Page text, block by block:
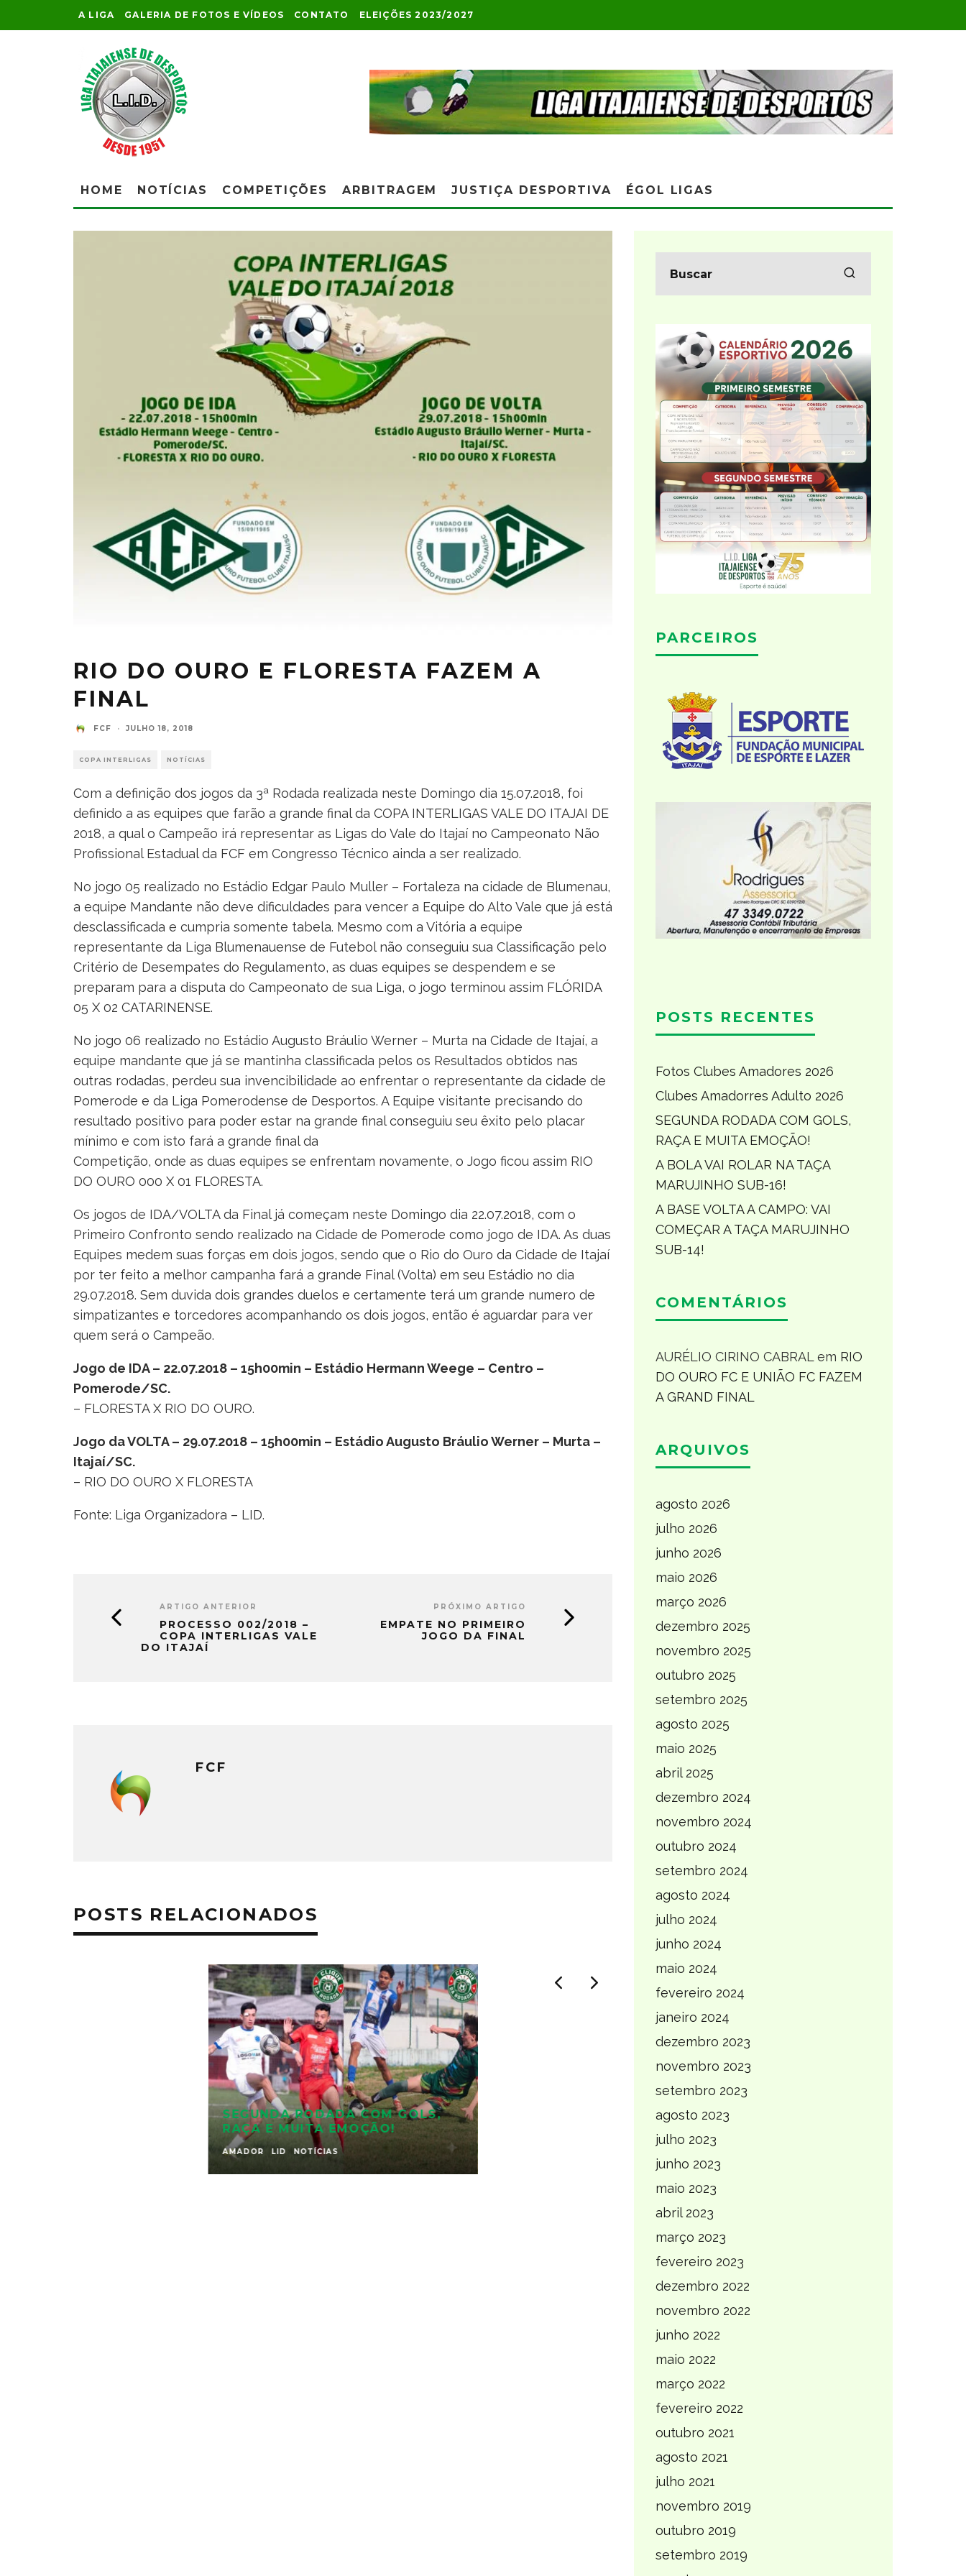
A LIGA GALERIA DE FOTOS E VÍDEOS CONTATO ELEIÇÕES 2023/2027
HOME NOTÍCIAS COMPETIÇÕES ARBITRAGEM JUSTIÇA DESPORTIVA ÉGOL LIGAS
RIO DO OURO E FLORESTA FAZEM A
FINAL
FCF · JULHO 18, 2018
COPA INTERLIGAS NOTÍCIAS
Com a definição dos jogos da 3ª Rodada realizada neste Domingo dia 15.07.2018, foi
definido a as equipes que farão a grande final da COPA INTERLIGAS VALE DO ITAJAI DE
2018, a qual o Campeão irá representar as Ligas do Vale do Itajaí no Campeonato Não
Profissional Estadual da FCF em Congresso Técnico ainda a ser realizado.
No jogo 05 realizado no Estádio Edgar Paulo Muller – Fortaleza na cidade de Blumenau,
a equipe Mandante não deve dificuldades para vencer a Equipe do Alto Vale que já está
desclassificada e cumpria somente tabela. Mesmo com a Vitória a equipe
representante da Liga Blumenauense de Futebol não conseguiu sua Classificação pelo
Critério de Desempates do Regulamento, as duas equipes se despendem e se
preparam para a disputa do Campeonato de sua Liga, o jogo terminou assim FLÓRIDA
05 X 02 CATARINENSE.
No jogo 06 realizado no Estádio Augusto Bráulio Werner – Murta na Cidade de Itajaí, a
equipe mandante que já se mantinha classificada pelos os Resultados obtidos nas
outras rodadas, perdeu sua invencibilidade ao enfrentar o representante da cidade de
Pomerode e da Liga Pomerodense de Desportos. A Equipe visitante precisando do
resultado positivo para poder estar na grande final conseguiu seu êxito pelo placar
mínimo e com isto fará a grande final da
Competição, onde as duas equipes se enfrentam novamente, o Jogo ficou assim RIO
DO OURO 000 X 01 FLORESTA.
Os jogos de IDA/VOLTA da Final já começam neste Domingo dia 22.07.2018, com o
Primeiro Confronto sendo realizado na Cidade de Pomerode como jogo de IDA. As duas
Equipes medem suas forças em dois jogos, sendo que o Rio do Ouro da Cidade de Itajaí
por ter feito a melhor campanha fará a grande Final (Volta) em seu Estádio no dia
29.07.2018. Sem duvida dois grandes duelos e certamente terá um grande numero de
simpatizantes e torcedores acompanhando os dois jogos, então é aguardar para ver
quem será o Campeão.
Jogo de IDA – 22.07.2018 – 15h00min – Estádio Hermann Weege – Centro –
Pomerode/SC.
– FLORESTA X RIO DO OURO.
Jogo da VOLTA – 29.07.2018 – 15h00min – Estádio Augusto Bráulio Werner – Murta –
Itajaí/SC.
– RIO DO OURO X FLORESTA
Fonte: Liga Organizadora – LID.
ARTIGO ANTERIOR
PROCESSO 002/2018 –
COPA INTERLIGAS VALE
DO ITAJAÍ
PRÓXIMO ARTIGO
EMPATE NO PRIMEIRO
JOGO DA FINAL
FCF
POSTS RELACIONADOS
SEGUNDA RODADA COM GOLS,
RAÇA E MUITA EMOÇÃO!
AMADOR LID NOTÍCIAS
PARCEIROS
POSTS RECENTES
Fotos Clubes Amadores 2026
Clubes Amadorres Adulto 2026
SEGUNDA RODADA COM GOLS,
RAÇA E MUITA EMOÇÃO!
A BOLA VAI ROLAR NA TAÇA
MARUJINHO SUB-16!
A BASE VOLTA A CAMPO: VAI
COMEÇAR A TAÇA MARUJINHO
SUB-14!
COMENTÁRIOS
AURÉLIO CIRINO CABRAL em RIO
DO OURO FC E UNIÃO FC FAZEM
A GRAND FINAL
ARQUIVOS
agosto 2026
julho 2026
junho 2026
maio 2026
março 2026
dezembro 2025
novembro 2025
outubro 2025
setembro 2025
agosto 2025
maio 2025
abril 2025
dezembro 2024
novembro 2024
outubro 2024
setembro 2024
agosto 2024
julho 2024
junho 2024
maio 2024
fevereiro 2024
janeiro 2024
dezembro 2023
novembro 2023
setembro 2023
agosto 2023
julho 2023
junho 2023
maio 2023
abril 2023
março 2023
fevereiro 2023
dezembro 2022
novembro 2022
junho 2022
maio 2022
março 2022
fevereiro 2022
outubro 2021
agosto 2021
julho 2021
novembro 2019
outubro 2019
setembro 2019